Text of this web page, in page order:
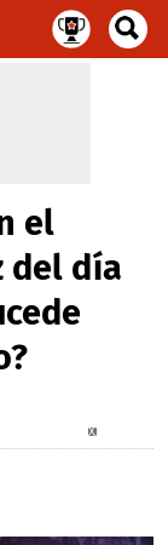
el
del día
X